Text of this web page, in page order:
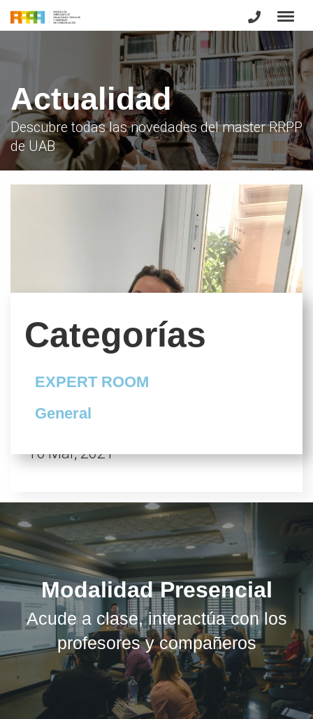
Actualidad
Descubre todas las novedades del master RRPP
de UAB
“Una buena gestión de marca
interna depende de unos
16 Mar, 2021
Categorías
EXPERT ROOM
General
Modalidad Presencial
Acude a clase, interactúa con los
profesores y compañeros